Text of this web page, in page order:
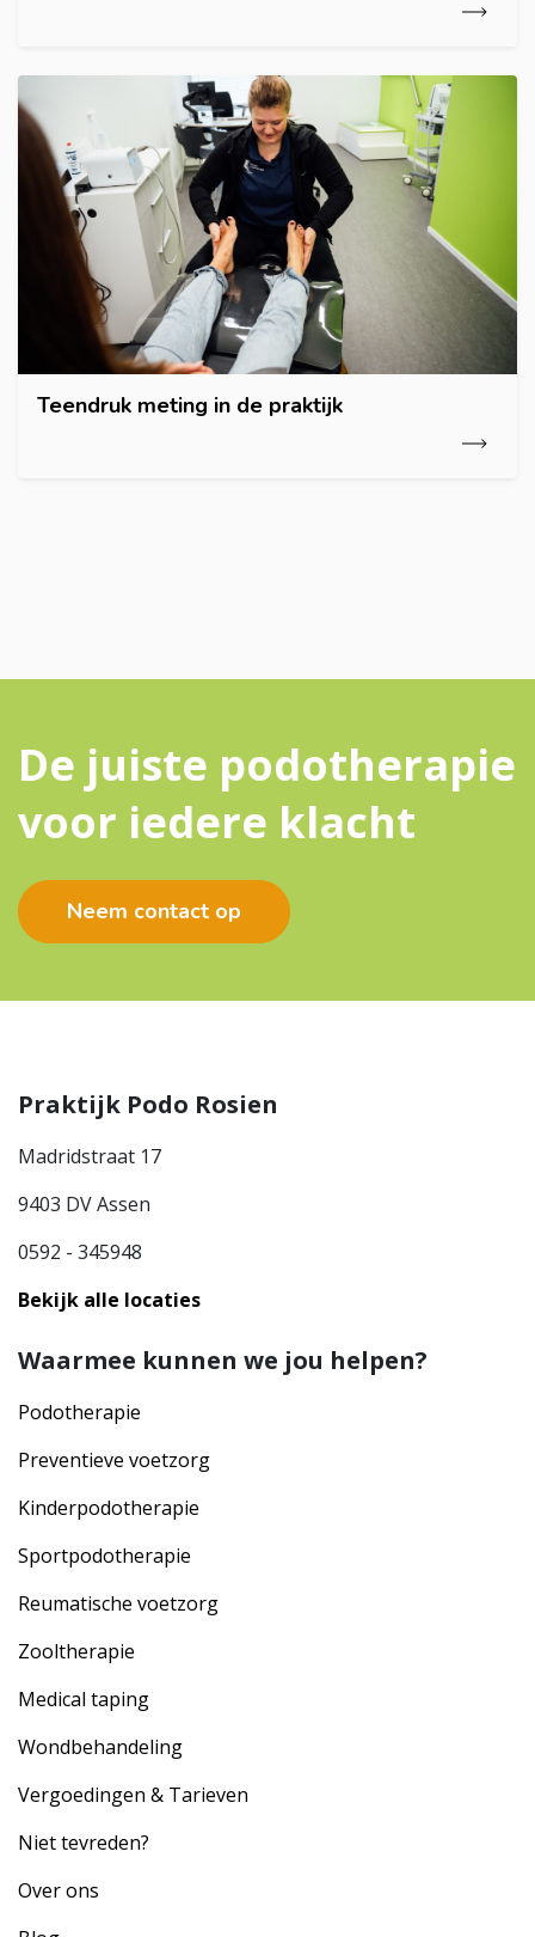
Teendruk meting in de praktijk
De juiste podotherapie
voor iedere klacht
Neem contact op
Praktijk Podo Rosien
Madridstraat 17
9403 DV Assen
0592 - 345948
Bekijk alle locaties
Waarmee kunnen we jou helpen?
Podotherapie
Preventieve voetzorg
Kinderpodotherapie
Sportpodotherapie
Reumatische voetzorg
Zooltherapie
Medical taping
Wondbehandeling
Vergoedingen & Tarieven
Niet tevreden?
Over ons